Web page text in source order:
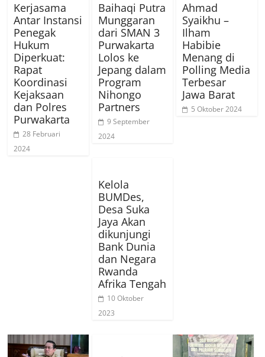
Kerjasama
Antar Instansi
Penegak
Hukum
Diperkuat:
Rapat
Koordinasi
Kejaksaan
dan Polres
Purwakarta
28 Februari
2024
Baihaqi Putra
Munggaran
dari SMAN 3
Purwakarta
Lolos ke
Jepang dalam
Program
Nihongo
Partners
9 September
2024
Ahmad
Syaikhu –
Ilham
Habibie
Menang di
Polling Media
Terbesar
Jawa Barat
5 Oktober 2024
Kelola
BUMDes,
Desa Suka
Jaya Akan
dikunjungi
Bank Dunia
dan Negara
Rwanda
Afrika Tengah
10 Oktober
2023